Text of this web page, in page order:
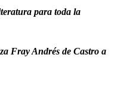
para toda la
Fray Andrés de Castro a